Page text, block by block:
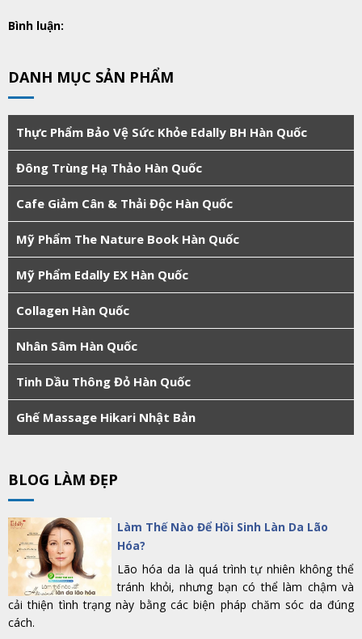
Bình luận:
DANH MỤC SẢN PHẨM
Thực Phẩm Bảo Vệ Sức Khỏe Edally BH Hàn Quốc
Đông Trùng Hạ Thảo Hàn Quốc
Cafe Giảm Cân & Thải Độc Hàn Quốc
Mỹ Phẩm The Nature Book Hàn Quốc
Mỹ Phẩm Edally EX Hàn Quốc
Collagen Hàn Quốc
Nhân Sâm Hàn Quốc
Tinh Dầu Thông Đỏ Hàn Quốc
Ghế Massage Hikari Nhật Bản
BLOG LÀM ĐẸP
Làm Thế Nào Để Hồi Sinh Làn Da Lão
Hóa?
Lão hóa da là quá trình tự nhiên không thể
tránh khỏi, nhưng bạn có thể làm chậm và
cải thiện tình trạng này bằng các biện pháp chăm sóc da đúng
cách.